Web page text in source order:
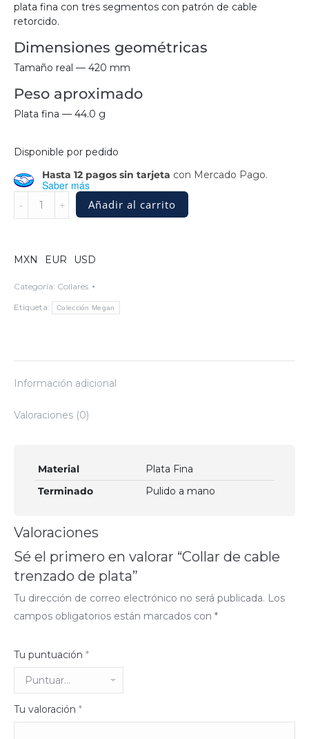
plata fina con tres segmentos con patrón de cable
retorcido.
Dimensiones geométricas
Tamaño real — 420 mm
Peso aproximado
Plata fina — 44.0 g
Disponible por pedido
Hasta 12 pagos sin tarjeta con Mercado Pago.
Saber más
de
quantity
Añadir al carrito
MXN EUR USD
Categoría: Collares
Etiqueta:
Colección Megan
Información adicional
Valoraciones (0)
Material
Plata Fina
Terminado
Pulido a mano
Valoraciones
Sé el primero en valorar “Collar de cable
trenzado de plata”
Tu dirección de correo electrónico no será publicada. Los
campos obligatorios están marcados con *
Tu puntuación *
Tu valoración *